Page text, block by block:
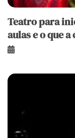
Teatro para
aulas e o que